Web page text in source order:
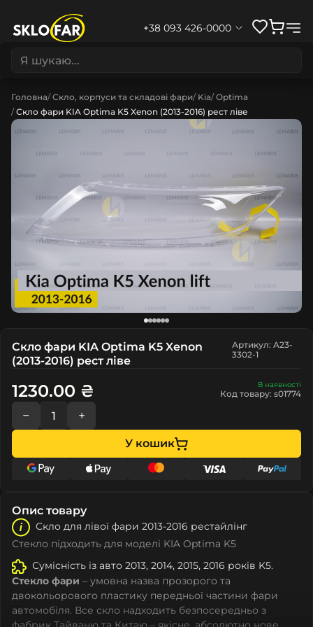
+38 093 426-0000
Головна Скло, корпуси та складові фари Kia Optima
Скло фари KIA Optima K5 Xenon (2013-2016) рест ліве
Скло фари KIA Optima K5 Xenon
(2013-2016) рест ліве
Артикул: A23-
3302-1
В наявності
Код товару: s01774
1230.00 ₴
− +
У кошик
Опис товару
Скло для лівої фари 2013-2016 рестайлінг
Стекло підходить для моделі KIA Optima K5
Сумісність із авто 2013, 2014, 2015, 2016 років K5.
Стекло фари – умовна назва прозорого та
двокольорового пластику передньої частини фари
автомобіля. Все скло надходить безпосередньо з